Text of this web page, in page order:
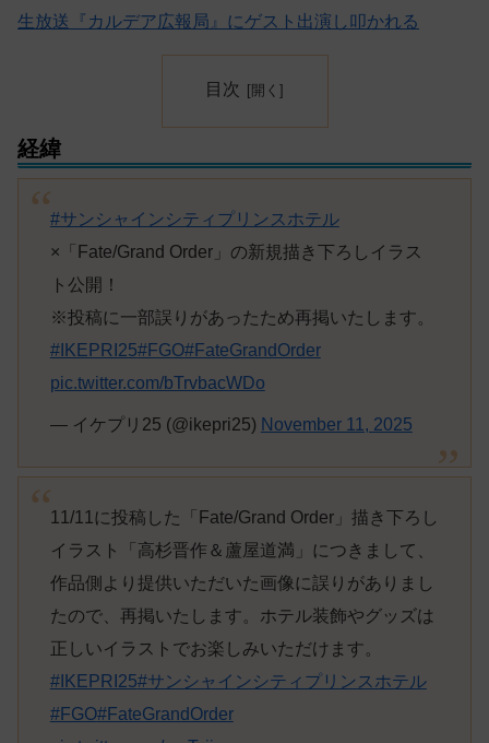
生放送『カルデア広報局』にゲスト出演し叩かれる
目次
経緯
#サンシャインシティプリンスホテル
×「Fate/Grand Order」の新規描き下ろしイラス
ト公開！
※投稿に一部誤りがあったため再掲いたします。
#IKEPRI25#FGO#FateGrandOrder
pic.twitter.com/bTrvbacWDo
— イケプリ25 (@ikepri25) November 11, 2025
11/11に投稿した「Fate/Grand Order」描き下ろし
イラスト「高杉晋作＆蘆屋道満」につきまして、
作品側より提供いただいた画像に誤りがありまし
たので、再掲いたします。ホテル装飾やグッズは
正しいイラストでお楽しみいただけます。
#IKEPRI25#サンシャインシティプリンスホテル
#FGO#FateGrandOrder